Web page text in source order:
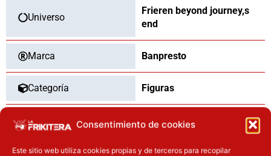
Consentimiento de cookies
Este sitio web utiliza cookies propias y de terceros para recopilar
Universo
Frieren beyond journey,s
end
Marca Banpresto
Categoría Figuras
Tipo Nuevo